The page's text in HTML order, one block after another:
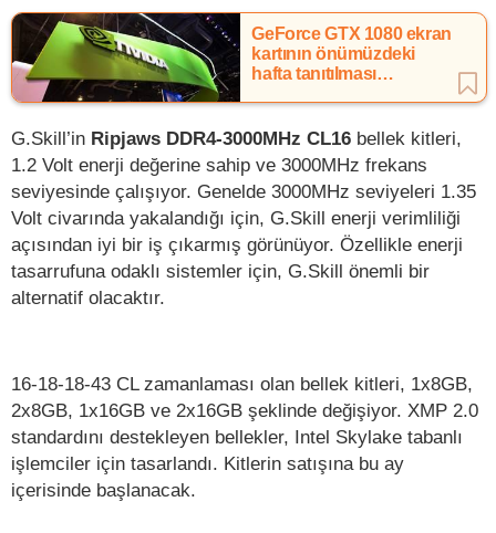
GeForce GTX 1080 ekran
kartının önümüzdeki
hafta tanıtılması
G.Skill’in Ripjaws DDR4-3000MHz CL16 bellek kitleri,
1.2 Volt enerji değerine sahip ve 3000MHz frekans
seviyesinde çalışıyor. Genelde 3000MHz seviyeleri 1.35
Volt civarında yakalandığı için, G.Skill enerji verimliliği
açısından iyi bir iş çıkarmış görünüyor. Özellikle enerji
tasarrufuna odaklı sistemler için, G.Skill önemli bir
alternatif olacaktır.
16-18-18-43 CL zamanlaması olan bellek kitleri, 1x8GB,
2x8GB, 1x16GB ve 2x16GB şeklinde değişiyor. XMP 2.0
standardını destekleyen bellekler, Intel Skylake tabanlı
işlemciler için tasarlandı. Kitlerin satışına bu ay
içerisinde başlanacak.